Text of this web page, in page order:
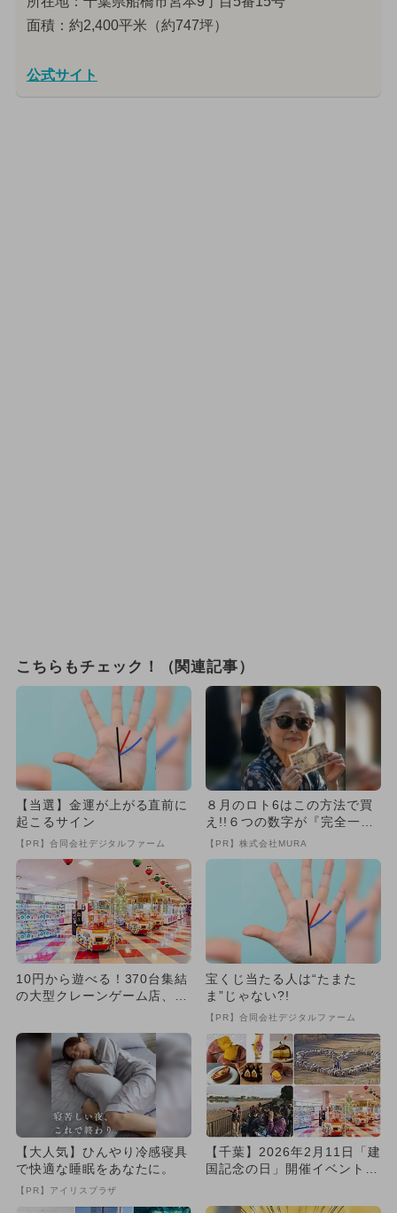
面積：約2,400平米（約747坪）
公式サイト
こちらもチェック！（関連記事）
【当選】金運が上がる直前に
起こるサイン
【PR】合同会社デジタルファーム
８月のロト6はこの方法で買
え!!６つの数字が『完全一
致』する方法
【PR】株式会社MURA
10円から遊べる！370台集結
の大型クレーンゲーム店、千
宝くじ当たる人は“たまた
ま”じゃない?!
【PR】合同会社デジタルファーム
【大人気】ひんやり冷感寝具
で快適な睡眠をあなたに。
【PR】アイリスプラザ
【千葉】2026年2月11日「建
国記念の日」開催イベント5